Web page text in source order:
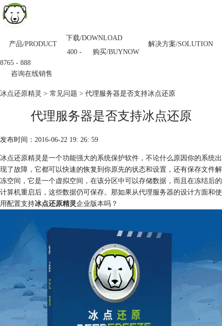
产品/PRODUCT 解决方案/SOLUTION
下载/DOWNLOAD
购买/BUYNOW
400 -
8765 - 888
咨询在线销售
冰点还原精灵 > 常见问题 > 代理服务器是否支持冰点还原
代理服务器是否支持冰点还原
发布时间：2016-06-22 19: 26: 59
冰点还原精灵是一个功能强大的系统保护软件，不论什么原因你的系统出
现了故障，它都可以快速的恢复到你原先的状态和设置，还有保存文件解
冻空间，它是一个虚拟空间，在该分区中可以存储数据，而且在冻结后的
计算机重启后，这些数据仍可保存。那如果从代理服务器的设计方面和使
用配置支持冰点还原精灵企业版本吗？